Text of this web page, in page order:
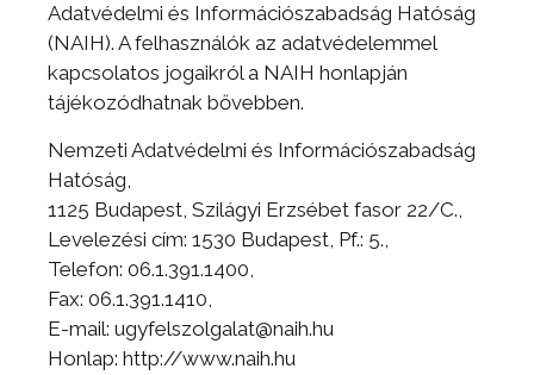
Adatvédelmi és Információszabadság Hatóság
(NAIH). A felhasználók az adatvédelemmel
kapcsolatos jogaikról a NAIH honlapján
tájékozódhatnak bővebben.
Nemzeti Adatvédelmi és Információszabadság
Hatóság,
1125 Budapest, Szilágyi Erzsébet fasor 22/C.,
Levelezési cím: 1530 Budapest, Pf.: 5.,
Telefon: 06.1.391.1400,
Fax: 06.1.391.1410,
E-mail: ugyfelszolgalat@naih.hu
Honlap: http://www.naih.hu